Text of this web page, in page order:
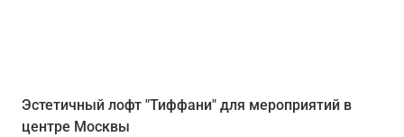
Эстетичный лофт "Тиффани" для мероприятий в
центре Москвы